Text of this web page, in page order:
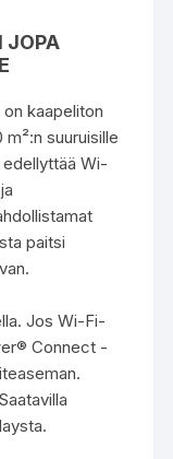
JOPA
kaapeliton
suuruisille
edellyttää Wi-
paitsi
Jos Wi-Fi-
Connect -